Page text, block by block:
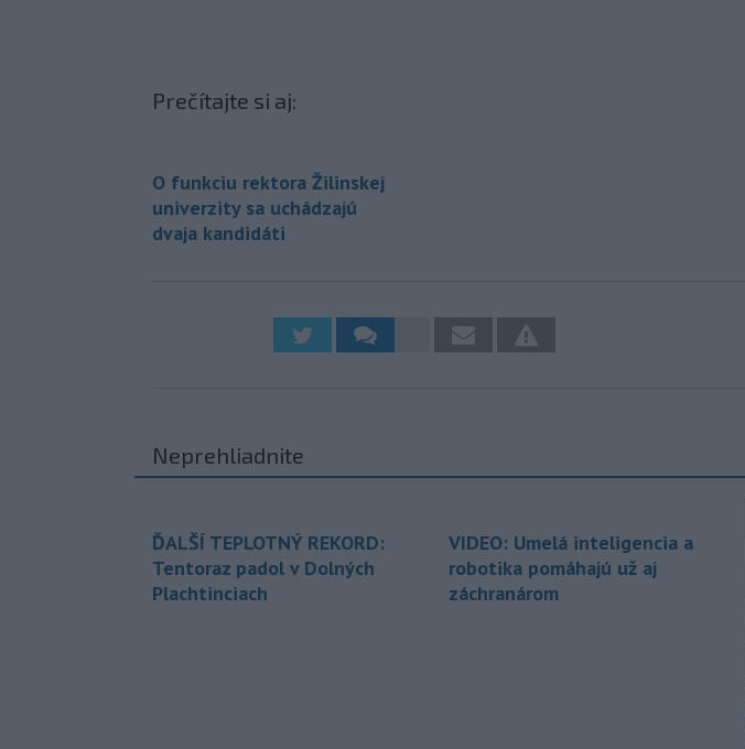
Prečítajte si aj:
O funkciu rektora Žilinskej
univerzity sa uchádzajú
dvaja kandidáti
Neprehliadnite
ĎALŠÍ TEPLOTNÝ REKORD:
Tentoraz padol v Dolných
Plachtinciach
VIDEO: Umelá inteligencia a
robotika pomáhajú už aj
záchranárom